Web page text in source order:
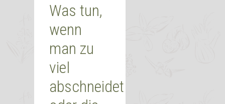
Was tun,
wenn
man zu
viel
abschneidet